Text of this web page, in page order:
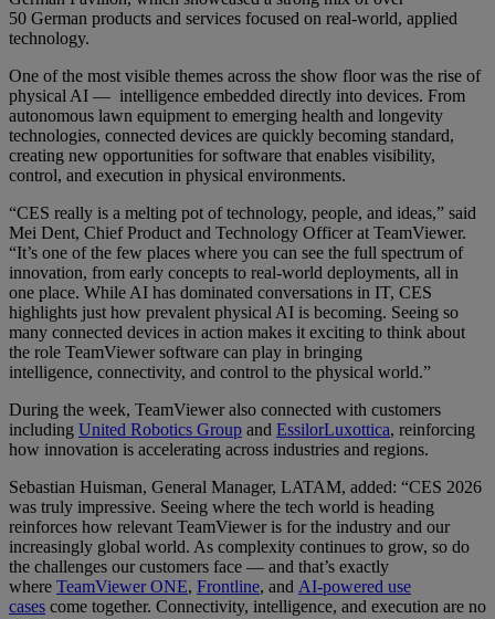
50 German products and services focused on real-world, applied
technology.
One of the most visible themes across the show floor was the rise of
physical AI — intelligence embedded directly into devices. From
autonomous lawn equipment to emerging health and longevity
technologies, connected devices are quickly becoming standard,
creating new opportunities for software that enables visibility,
control, and execution in physical environments.
“CES really is a melting pot of technology, people, and ideas,” said
Mei Dent, Chief Product and Technology Officer at TeamViewer.
“It’s one of the few places where you can see the full spectrum of
innovation, from early concepts to real-world deployments, all in
one place. While AI has dominated conversations in IT, CES
highlights just how prevalent physical AI is becoming. Seeing so
many connected devices in action makes it exciting to think about
the role TeamViewer software can play in bringing
intelligence, connectivity, and control to the physical world.”
During the week, TeamViewer also connected with customers
including United Robotics Group and EssilorLuxottica, reinforcing
how innovation is accelerating across industries and regions.
Sebastian Huisman, General Manager, LATAM, added: “CES 2026
was truly impressive. Seeing where the tech world is heading
reinforces how relevant TeamViewer is for the industry and our
increasingly global world. As complexity continues to grow, so do
the challenges our customers face — and that’s exactly
where TeamViewer ONE, Frontline, and AI-powered use
cases come together. Connectivity, intelligence, and execution are no